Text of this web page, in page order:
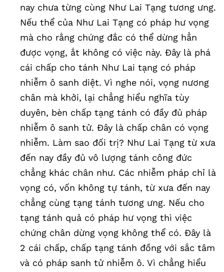
nay chưa từng cùng Như Lai Tạng tương ưng.
Nếu thể của Như Lai Tạng có pháp hư vọng
mà cho rằng chứng đắc có thể dừng hẳn
được vọng, ắt không có việc này. Đây là phá
cái chấp cho tánh Như Lai tạng có pháp
nhiễm ô sanh diệt. Vì nghe nói, vọng nương
chân mà khởi, lại chẳng hiểu nghĩa tùy
duyên, bèn chấp tạng tánh có đầy đủ pháp
nhiễm ô sanh tử. Đây là chấp chân có vọng
nhiễm. Làm sao đối trị? Như Lai Tạng từ xưa
đến nay đầy đủ vô lượng tánh công đức
chẳng khác chân như. Các nhiễm pháp chỉ là
vọng có, vốn không tự tánh, từ xưa đến nay
chẳng cùng tạng tánh tương ưng. Nếu cho
tạng tánh quả có pháp hư vọng thì việc
chứng chân dừng vọng không thể có. Đây là
2 cái chấp, chấp tạng tánh đồng với sắc tâm
và có pháp sanh tử nhiễm ô. Vì chẳng hiểu